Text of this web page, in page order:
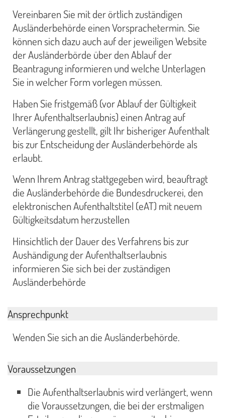
Vereinbaren Sie mit der örtlich zuständigen
Ausländerbehörde einen Vorsprachetermin. Sie
können sich dazu auch auf der jeweiligen Website
der Ausländerbörde über den Ablauf der
Beantragung informieren und welche Unterlagen
Sie in welcher Form vorlegen müssen.
Haben Sie fristgemäß (vor Ablauf der Gültigkeit
Ihrer Aufenthaltserlaubnis) einen Antrag auf
Verlängerung gestellt, gilt Ihr bisheriger Aufenthalt
bis zur Entscheidung der Ausländerbehörde als
erlaubt.
Wenn Ihrem Antrag stattgegeben wird, beauftragt
die Ausländerbehörde die Bundesdruckerei, den
elektronischen Aufenthaltstitel (eAT) mit neuem
Gültigkeitsdatum herzustellen
Hinsichtlich der Dauer des Verfahrens bis zur
Aushändigung der Aufenthaltserlaubnis
informieren Sie sich bei der zuständigen
Ausländerbehörde
Ansprechpunkt
Wenden Sie sich an die Ausländerbehörde.
Voraussetzungen
Die Aufenthaltserlaubnis wird verlängert, wenn
die Voraussetzungen, die bei der erstmaligen